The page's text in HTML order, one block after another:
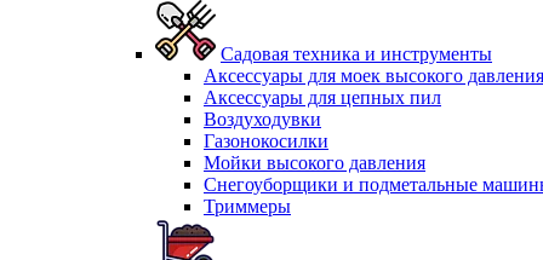
Садовая техника и инструменты
Аксессуары для моек высокого давления
Аксессуары для цепных пил
Воздуходувки
Газонокосилки
Мойки высокого давления
Снегоуборщики и подметальные
Триммеры